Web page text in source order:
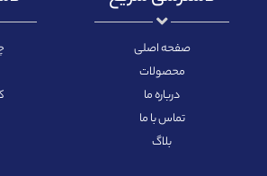
صفحه اصلی
محصولات
درباره ما
تماس با ما
بلاگ